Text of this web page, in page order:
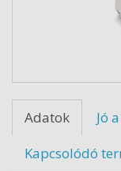
Adatok
Jó
Kapcsolódó